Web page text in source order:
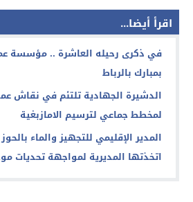
اقرأ أيضا...
في ذكرى رحيله العاشرة .. مؤسسة
بمبارك بالرباط
الدشيرة الجهادية تلتئم في نقاش
لمخطط جماعي لترسيم الامازبغية
المدير الإقليمي للتجهيز والماء
اتخذتها المديرية لمواجهة تحديات